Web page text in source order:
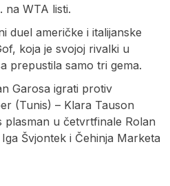
na WTA listi.
duel američke i italijanske
koja je svojoj rivalki u
prepustila samo tri gema.
Garosa igrati protiv
(Tunis) – Klara Tauson
plasman u četvrtfinale Rolan
Švjontek i Čehinja Marketa